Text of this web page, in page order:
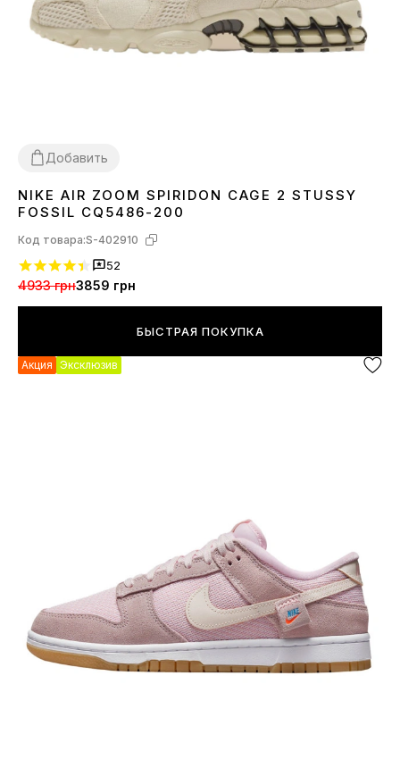
Добавить
3637 38 39 4041424344 45
NIKE AIR ZOOM SPIRIDON CAGE 2 STUSSY
FOSSIL CQ5486-200
Код товара:S-402910
52
4933 грн3859 грн
БЫСТРАЯ ПОКУПКА
Акция Эксклюзив